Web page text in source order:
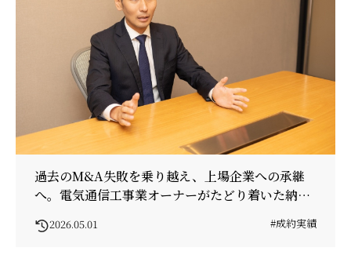
過去のM&A失敗を乗り越え、上場企業への承継
へ。電気通信工事業オーナーがたどり着いた納得
2026.05.01 #成約実績